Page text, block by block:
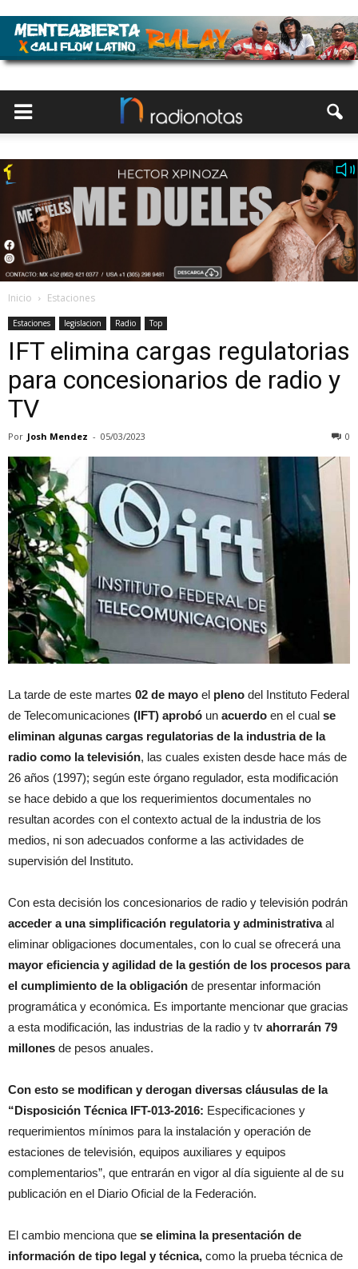
Inicio Estaciones
Estaciones legislacion Radio Top
IFT elimina cargas regulatorias
para concesionarios de radio y
TV
Por Josh Mendez - 05/03/2023 0
La tarde de este martes 02 de mayo el pleno del Instituto Federal
de Telecomunicaciones (IFT) aprobó un acuerdo en el cual se
eliminan algunas cargas regulatorias de la industria de la
radio como la televisión, las cuales existen desde hace más de
26 años (1997); según este órgano regulador, esta modificación
se hace debido a que los requerimientos documentales no
resultan acordes con el contexto actual de la industria de los
medios, ni son adecuados conforme a las actividades de
supervisión del Instituto.
Con esta decisión los concesionarios de radio y televisión podrán
acceder a una simplificación regulatoria y administrativaal
eliminar obligaciones documentales, con lo cual se ofrecerá una
mayor eficiencia y agilidad de la gestión de los procesos para
el cumplimiento de la obligación de presentar información
programática y económica. Es importante mencionar que gracias
a esta modificación, las industrias de la radio y tv ahorrarán 79
millones de pesos anuales.
Con esto se modifican y derogan diversas cláusulas de la
“Disposición Técnica IFT-013-2016: Especificaciones y
requerimientos mínimos para la instalación y operación de
estaciones de televisión, equipos auxiliares y equipos
complementarios”, que entrarán en vigor al día siguiente al de su
publicación en el Diario Oficial de la Federación.
El cambio menciona que se elimina la presentación de
información de tipo legal y técnica, como la prueba técnica de